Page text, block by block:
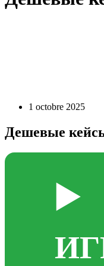
1 octobre 2025
Дешевые
▶️